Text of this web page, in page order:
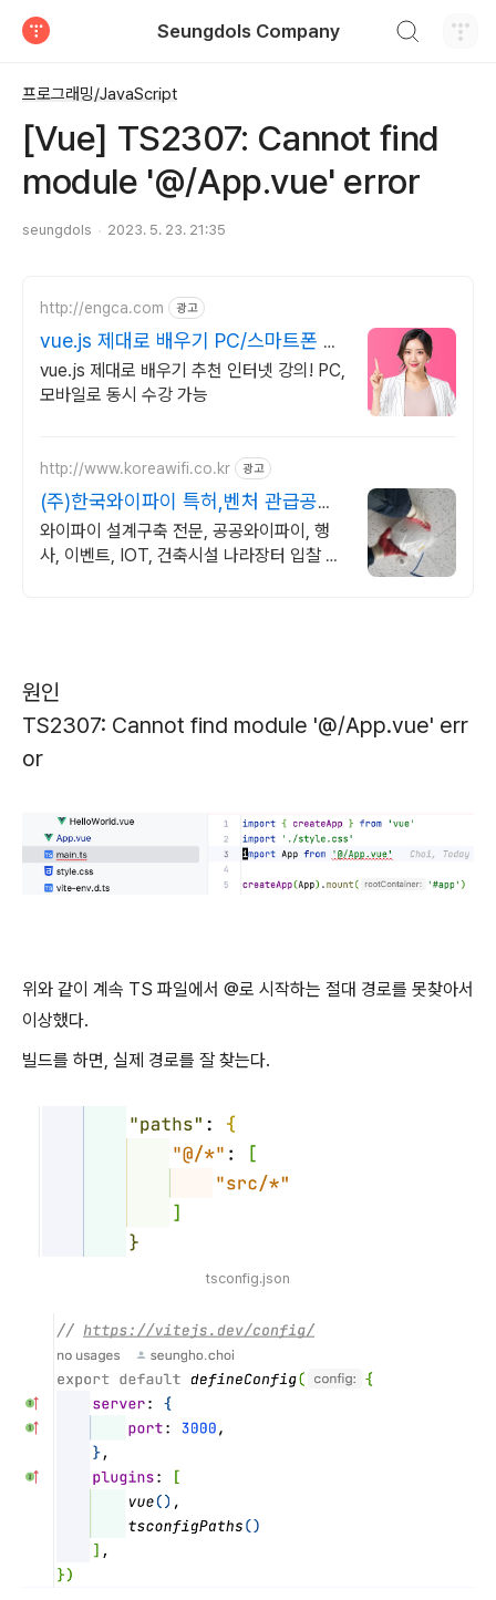
Seungdols Company
프로그래밍/JavaScript
[Vue] TS2307: Cannot find
module '@/App.vue' error
seungdols 2023. 5. 23. 21:35
http://engca.com 광고
vue.js 제대로 배우기 PC/스마트폰 동
영상강의
vue.js 제대로 배우기 추천 인터넷 강의! PC,
모바일로 동시 수강 가능
http://www.koreawifi.co.kr 광고
(주)한국와이파이 특허,벤처 관급공사,
건설공사 가능
와이파이 설계구축 전문, 공공와이파이, 행
사, 이벤트, IOT, 건축시설 나라장터 입찰 가
원인
TS2307: Cannot find module '@/App.vue' err
or
위와 같이 계속 TS 파일에서 @로 시작하는 절대 경로를 못찾아서
이상했다.
빌드를 하면, 실제 경로를 잘 찾는다.
tsconfig.json